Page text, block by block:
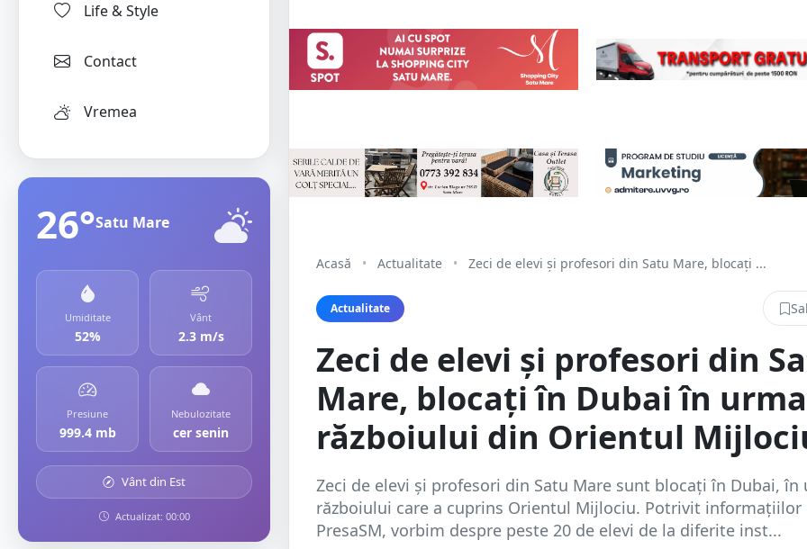
Life & Style
Contact
Vremea
26°Satu Mare
Umiditate
52%
Vânt
2.3 m/s
Presiune
999.4 mb
Nebulozitate
cer senin
Vânt din Est
Actualizat: 00:00
Acasă • Actualitate • Zeci de elevi și profesori din Satu Mare, blocați ...
Actualitate
Zeci de elevi și profesori din
Mare, blocați în Dubai în urma
războiului din Orientul
Zeci de elevi și profesori din Satu Mare sunt blocați în Dubai, în
războiului care a cuprins Orientul Mijlociu. Potrivit informațiilor
PresaSM, vorbim despre peste 20 de elevi de la diferite inst...